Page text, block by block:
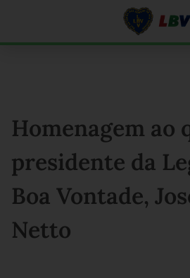
Homenagem ao
presidente da
Boa Vontade,
Netto